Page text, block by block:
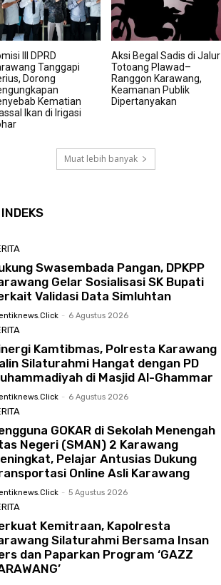
III DPRD
Tanggapi
Dorong
Kematian
Ikan di Irigasi
Aksi Begal Sadis di Jalur
Totoang Plawad–
Ranggon Karawang,
Keamanan Publik
Dipertanyakan
Muat lebih banyak
INDEKS
Swasembada Pangan, DPKPP
Gelar Sosialisasi SK Bupati
Validasi Data Simluhtan
- 6 Agustus 2026
Kamtibmas, Polresta Karawang
Silaturahmi Hangat dengan PD
di Masjid Al-Ghammar
- 6 Agustus 2026
GOKAR di Sekolah Menengah
Negeri (SMAN) 2 Karawang
Pelajar Antusias Dukung
Online Asli Karawang
- 5 Agustus 2026
Kemitraan, Kapolresta
Silaturahmi Bersama Insan
dan Paparkan Program ‘GAZZ